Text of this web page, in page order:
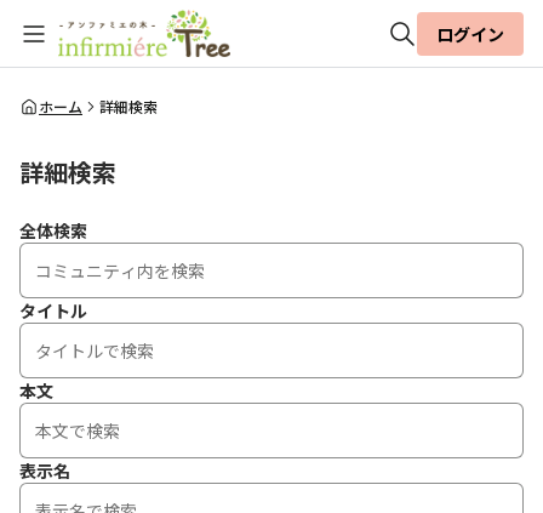
全体検索
ログイン
ホーム 詳細検索
詳細検索
全体検索
タイトル
本文
表示名